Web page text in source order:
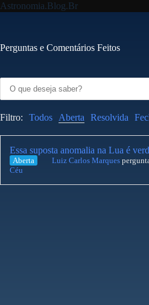
Pular
para
Astronomia.Blog.Br
Perguntas e Comentários Feitos
Filtro: Todos Aberta Resolvida
Essa suposta anomalia na Lua é
Aberta Luiz Carlos Marques
Céu